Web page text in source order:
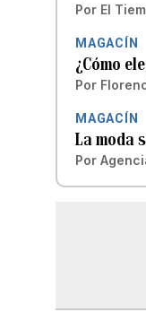
Por El
MAGACÍN
¿Cómo
Por
MAGACÍN
La moda
Por